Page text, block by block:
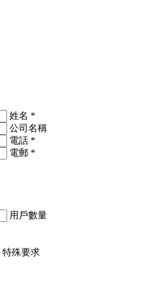
姓名 *
公司名稱
電話 *
電郵 *
用戶數量
特殊要求